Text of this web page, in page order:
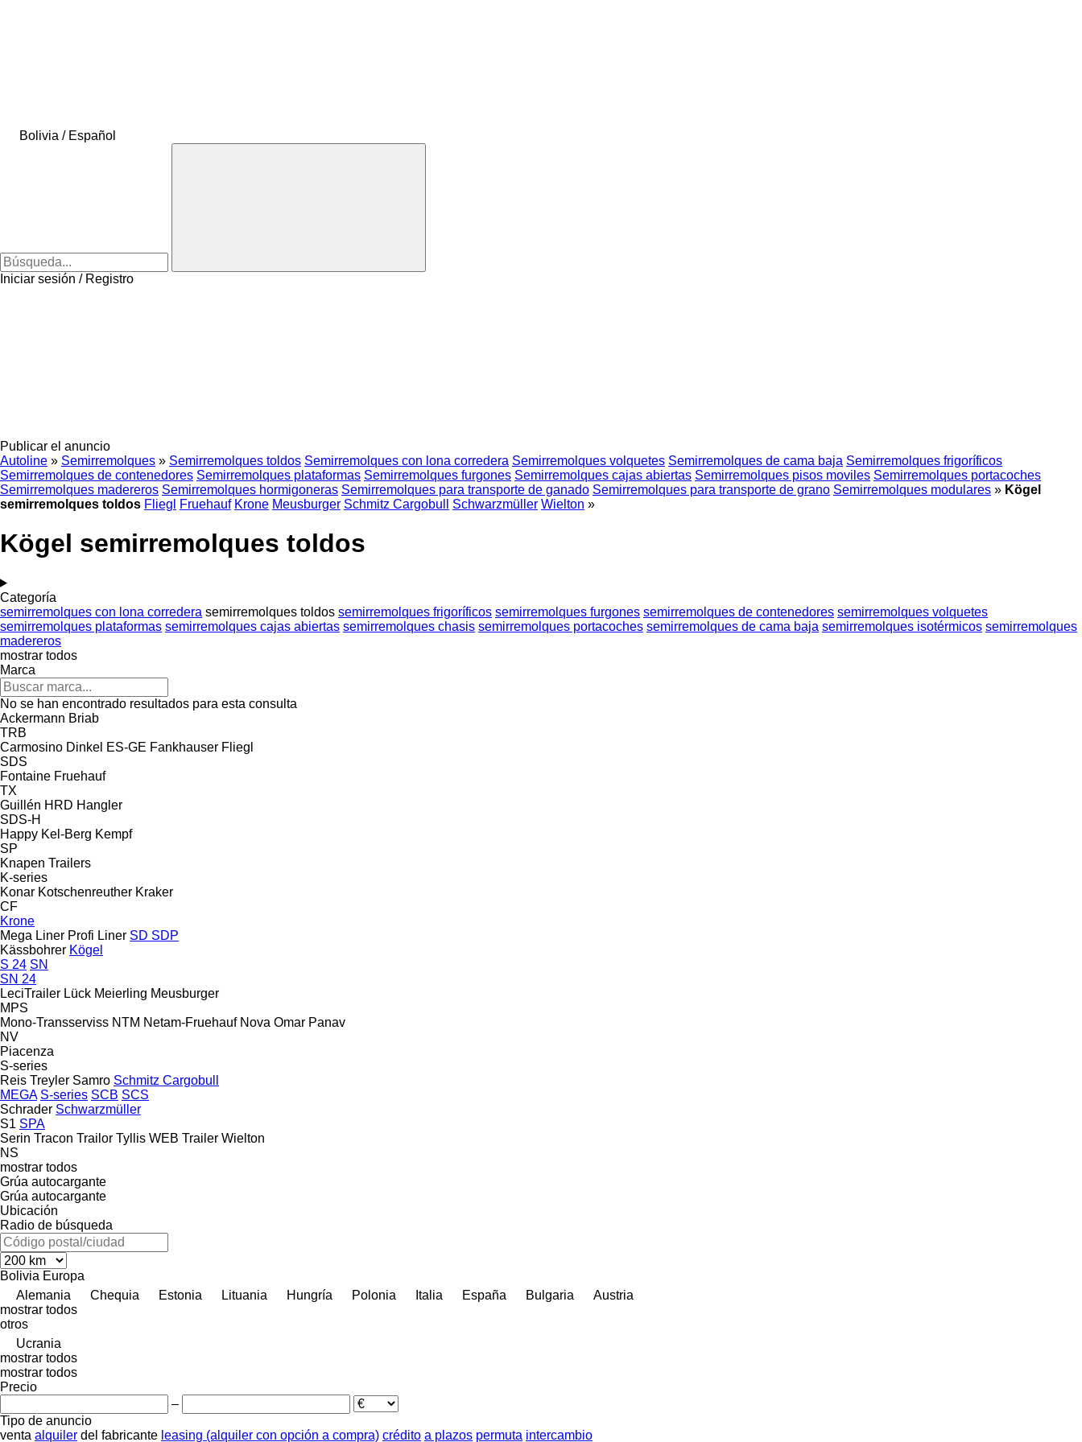
Bolivia / Español
Iniciar sesión / Registro
Publicar el anuncio
Autoline » Semirremolques » Semirremolques toldos Semirremolques con lona corredera Semirremolques volquetes Semirremolques de cama baja Semirremolques frigoríficos
Semirremolques de contenedores Semirremolques plataformas Semirremolques furgones Semirremolques cajas abiertas Semirremolques pisos moviles Semirremolques portacoches
Semirremolques madereros Semirremolques hormigoneras Semirremolques para transporte de ganado Semirremolques para transporte de grano Semirremolques modulares » Kögel
semirremolques toldos Fliegl Fruehauf Krone Meusburger Schmitz Cargobull Schwarzmüller Wielton »
Kögel semirremolques toldos
Categoría
semirremolques con lona corredera semirremolques toldos semirremolques frigoríficos semirremolques furgones semirremolques de contenedores semirremolques volquetes
semirremolques plataformas semirremolques cajas abiertas semirremolques chasis semirremolques portacoches semirremolques de cama baja semirremolques isotérmicos semirremolques
madereros
mostrar todos
Marca
No se han encontrado resultados para esta consulta
Ackermann Briab
TRB
Carmosino Dinkel ES-GE Fankhauser Fliegl
SDS
Fontaine Fruehauf
TX
Guillén HRD Hangler
SDS-H
Happy Kel-Berg Kempf
SP
Knapen Trailers
K-series
Konar Kotschenreuther Kraker
CF
Krone
Mega Liner Profi Liner SD SDP
Kässbohrer Kögel
S 24 SN
SN 24
LeciTrailer Lück Meierling Meusburger
MPS
Mono-Transserviss NTM Netam-Fruehauf Nova Omar Panav
NV
Piacenza
S-series
Reis Treyler Samro Schmitz Cargobull
MEGA S-series SCB SCS
Schrader Schwarzmüller
S1 SPA
Serin Tracon Trailor Tyllis WEB Trailer Wielton
NS
mostrar todos
Grúa autocargante
Grúa autocargante
Ubicación
Radio de búsqueda
Bolivia Europa
Alemania
Chequia Estonia Lituania Hungría Polonia Italia España Bulgaria
Austria
mostrar todos
otros
Ucrania
mostrar todos
mostrar todos
Precio
–
Tipo de anuncio
venta alquiler del fabricante leasing (alquiler con opción a compra) crédito a plazos permuta intercambio